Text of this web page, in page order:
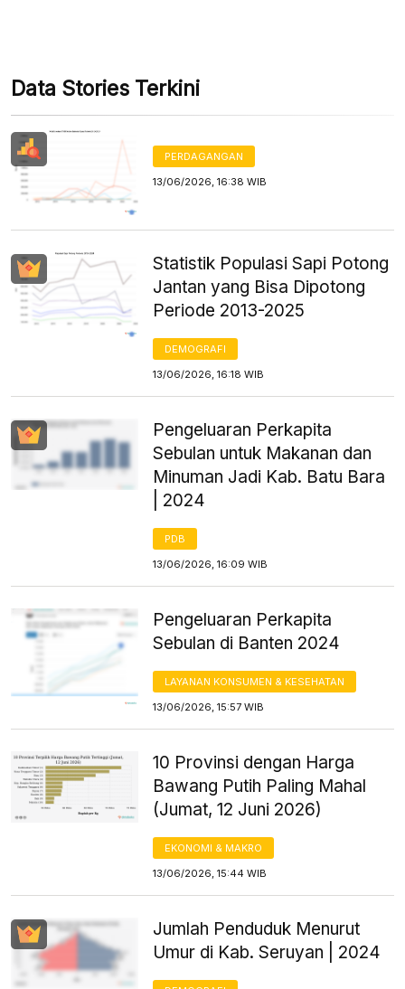
Data Stories Terkini
PERDAGANGAN
13/06/2026, 16:38 WIB
Statistik Populasi Sapi Potong
Jantan yang Bisa Dipotong
Periode 2013-2025
DEMOGRAFI
13/06/2026, 16:18 WIB
Pengeluaran Perkapita
Sebulan untuk Makanan dan
Minuman Jadi Kab. Batu Bara
| 2024
PDB
13/06/2026, 16:09 WIB
Pengeluaran Perkapita
Sebulan di Banten 2024
LAYANAN KONSUMEN & KESEHATAN
13/06/2026, 15:57 WIB
10 Provinsi dengan Harga
Bawang Putih Paling Mahal
(Jumat, 12 Juni 2026)
EKONOMI & MAKRO
13/06/2026, 15:44 WIB
Jumlah Penduduk Menurut
Umur di Kab. Seruyan | 2024